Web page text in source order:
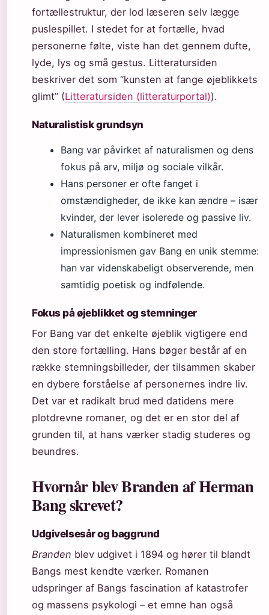
fortællestruktur, der lod læseren selv lægge
puslespillet. I stedet for at fortælle, hvad
personerne følte, viste han det gennem dufte,
lyde, lys og små gestus. Litteratursiden
beskriver det som “kunsten at fange øjeblikkets
glimt” (Litteratursiden (litteraturportal)).
Naturalistisk grundsyn
Bang var påvirket af naturalismen og dens
fokus på arv, miljø og sociale vilkår.
Hans personer er ofte fanget i
omstændigheder, de ikke kan ændre – især
kvinder, der lever isolerede og passive liv.
Naturalismen kombineret med
impressionismen gav Bang en unik stemme:
han var videnskabeligt observerende, men
samtidig poetisk og indfølende.
Fokus på øjeblikket og stemninger
For Bang var det enkelte øjeblik vigtigere end
den store fortælling. Hans bøger består af en
række stemningsbilleder, der tilsammen skaber
en dybere forståelse af personernes indre liv.
Det var et radikalt brud med datidens mere
plotdrevne romaner, og det er en stor del af
grunden til, at hans værker stadig studeres og
beundres.
Hvornår blev Branden af Herman
Bang skrevet?
Udgivelsesår og baggrund
Branden blev udgivet i 1894 og hører til blandt
Bangs mest kendte værker. Romanen
udspringer af Bangs fascination af katastrofer
og massens psykologi – et emne han også